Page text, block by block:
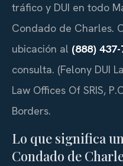
tráfico y DUI en todo
Condado de Charles.
ubicación al (888)
consulta. (Felony DUI
Law Offices Of SRIS,
Borders.
Lo que significa
Condado de